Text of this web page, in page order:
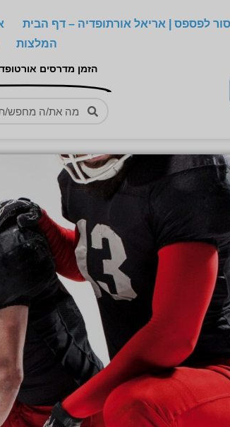
לפספס | אריאל אורתופדיה – דף הבית
המלצות
הזמן מדרסים